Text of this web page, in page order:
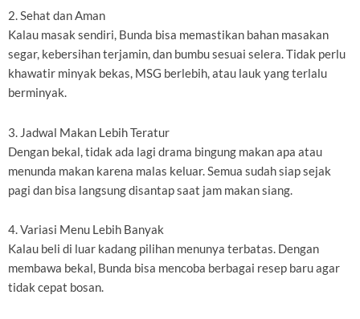
2. Sehat dan Aman
Kalau masak sendiri, Bunda bisa memastikan bahan masakan
segar, kebersihan terjamin, dan bumbu sesuai selera. Tidak perlu
khawatir minyak bekas, MSG berlebih, atau lauk yang terlalu
berminyak.
3. Jadwal Makan Lebih Teratur
Dengan bekal, tidak ada lagi drama bingung makan apa atau
menunda makan karena malas keluar. Semua sudah siap sejak
pagi dan bisa langsung disantap saat jam makan siang.
4. Variasi Menu Lebih Banyak
Kalau beli di luar kadang pilihan menunya terbatas. Dengan
membawa bekal, Bunda bisa mencoba berbagai resep baru agar
tidak cepat bosan.